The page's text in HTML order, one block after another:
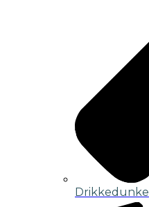
Drikkedunke